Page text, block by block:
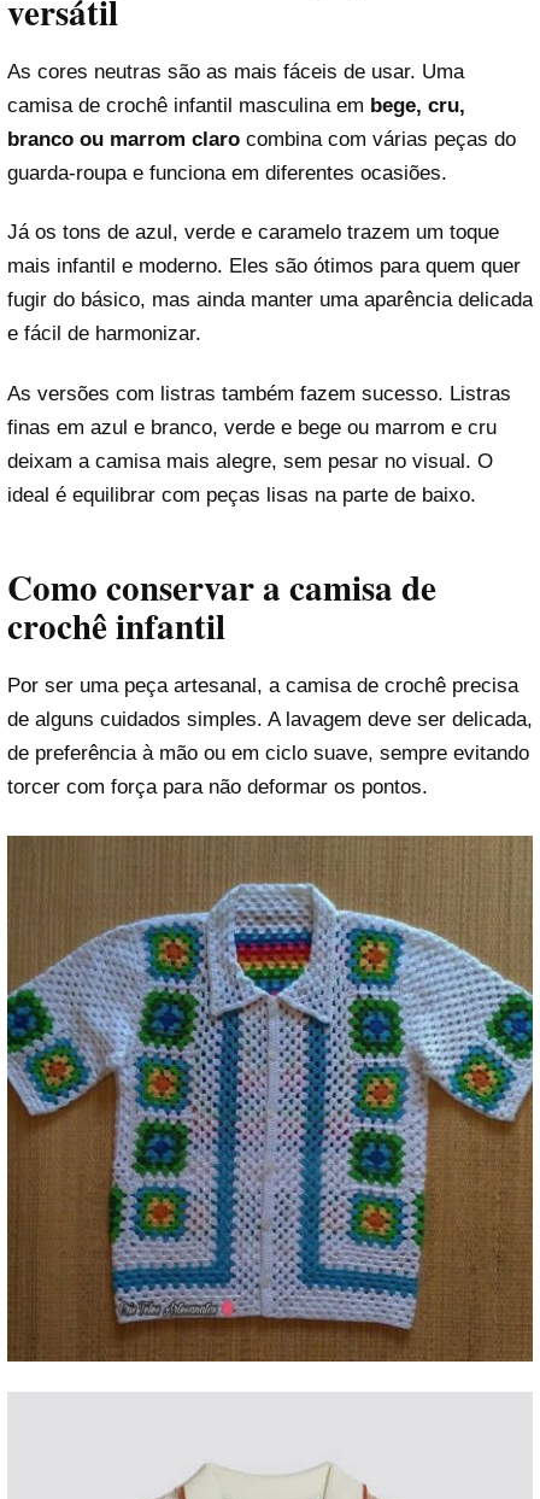
versátil
As cores neutras são as mais fáceis de usar. Uma
camisa de crochê infantil masculina em bege, cru,
branco ou marrom claro combina com várias peças do
guarda-roupa e funciona em diferentes ocasiões.
Já os tons de azul, verde e caramelo trazem um toque
mais infantil e moderno. Eles são ótimos para quem quer
fugir do básico, mas ainda manter uma aparência delicada
e fácil de harmonizar.
As versões com listras também fazem sucesso. Listras
finas em azul e branco, verde e bege ou marrom e cru
deixam a camisa mais alegre, sem pesar no visual. O
ideal é equilibrar com peças lisas na parte de baixo.
Como conservar a camisa de
crochê infantil
Por ser uma peça artesanal, a camisa de crochê precisa
de alguns cuidados simples. A lavagem deve ser delicada,
de preferência à mão ou em ciclo suave, sempre evitando
torcer com força para não deformar os pontos.